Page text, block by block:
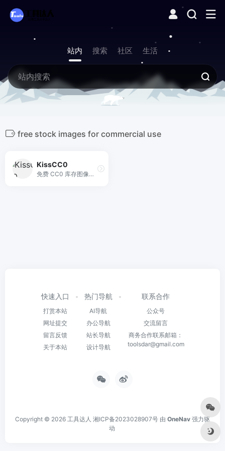
站内 搜索 社区 生活
free stock images for commercial use
KissCC0
免费 CC0 库存图像用于商业用途。高清画质。免费无限制下载，无需注明出处！
快速入口
打赏本站
网址提交
留言反馈
关于本站
热门导航
AI导航
办公导航
站长导航
设计导航
联系合作
公众号
交流留言
商务合作联系邮箱：
toolsdar@gmail.com
Copyright © 2026 工具达人 湘ICP备2023028907号 由 OneNav 强力驱
动